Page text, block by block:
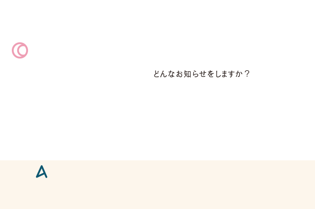
どんなお知らせをしますか？